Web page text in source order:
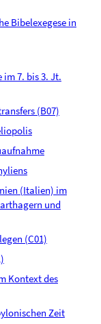
Bibelexegese in
im 7. bis 3. Jt.
(B07)
(Italien) im
und
(C01)
Kontext des
Zeit